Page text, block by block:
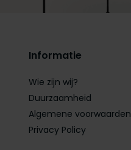
Informatie
Wie zijn wij?
Duurzaamheid
Algemene voorwaarden
Privacy Policy